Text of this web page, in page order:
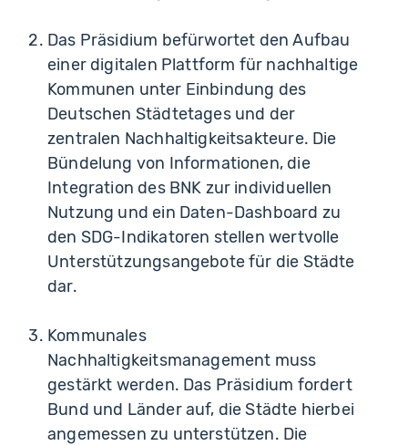
Das Präsidium befürwortet den Aufbau
einer digitalen Plattform für nachhaltige
Kommunen unter Einbindung des
Deutschen Städtetages und der
zentralen Nachhaltigkeitsakteure. Die
Bündelung von Informationen, die
Integration des BNK zur individuellen
Nutzung und ein Daten-Dashboard zu
den SDG-Indikatoren stellen wertvolle
Unterstützungsangebote für die Städte
dar.
Kommunales
Nachhaltigkeitsmanagement muss
gestärkt werden. Das Präsidium fordert
Bund und Länder auf, die Städte hierbei
angemessen zu unterstützen. Die